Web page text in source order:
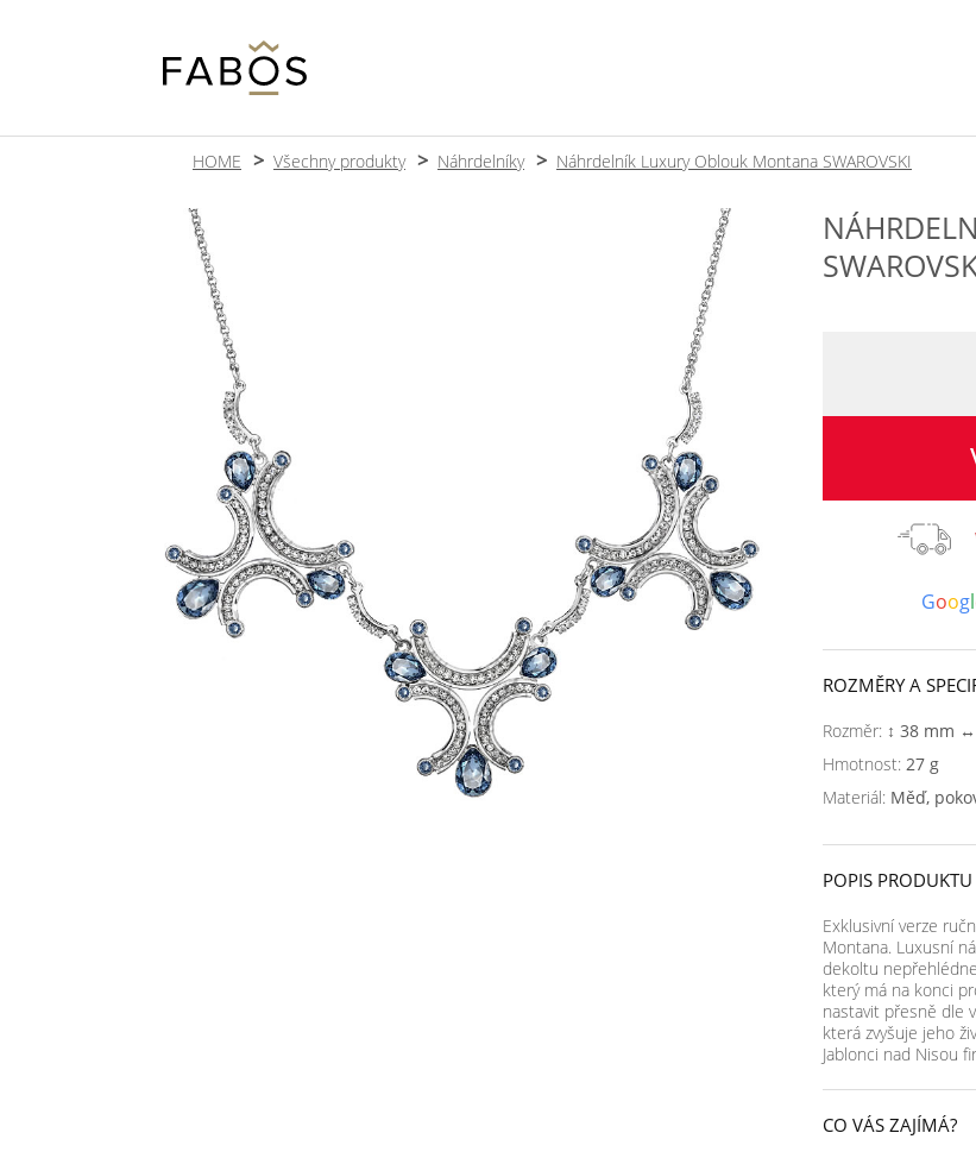
HOME Všechny produkty Náhrdelníky Náhrdelník Luxury Oblouk Montana SWAROVSKI
Googl
ROZMĚRY A
Rozměr: ↕ 38 mm
Hmotnost: 27 g
Materiál: Měď,
POPIS PRODUKTU
Exklusivní verze
Montana. Luxusní
dekoltu
který má na konci
nastavit přesně dle
která zvyšuje jeho
Jablonci nad Nisou
CO VÁS ZAJÍMÁ?